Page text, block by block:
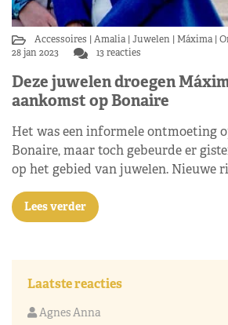
Accessoires Amalia Juwelen Máxima
28 jan 2023
13 reacties
Deze juwelen droegen
aankomst op Bonaire
Het was een informele ontmoeting
Bonaire, maar toch gebeurde er
op het gebied van juwelen. Nieuwe
Lees verder
Laatste reacties
Agnes Anna